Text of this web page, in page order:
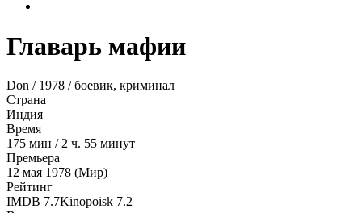
Главарь мафии
Don / 1978 / боевик, криминал
Страна
Индия
Время
175 мин / 2 ч. 55 минут
Премьера
12 мая 1978 (Мир)
Рейтинг
IMDB 7.7Kinopoisk 7.2